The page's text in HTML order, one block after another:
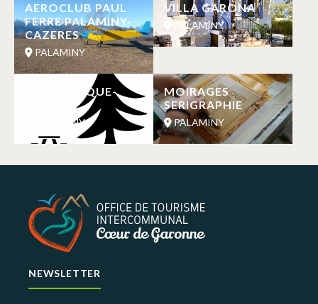
AEROCLUB PAUL
FERRE PALAMINY-
CAZERES
PALAMINY
VILLA GARONA
PALAMINY
AIRE DE PIQUE-
PALAMINY
MOIRAGES
SERIGRAPHIE
PALAMINY
NEWSLETTER